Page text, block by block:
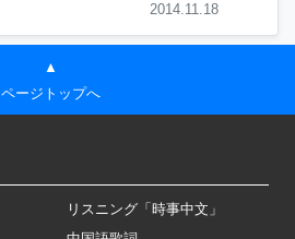
2014.11.18
▲
ページトップへ
リスニング「時事中文」